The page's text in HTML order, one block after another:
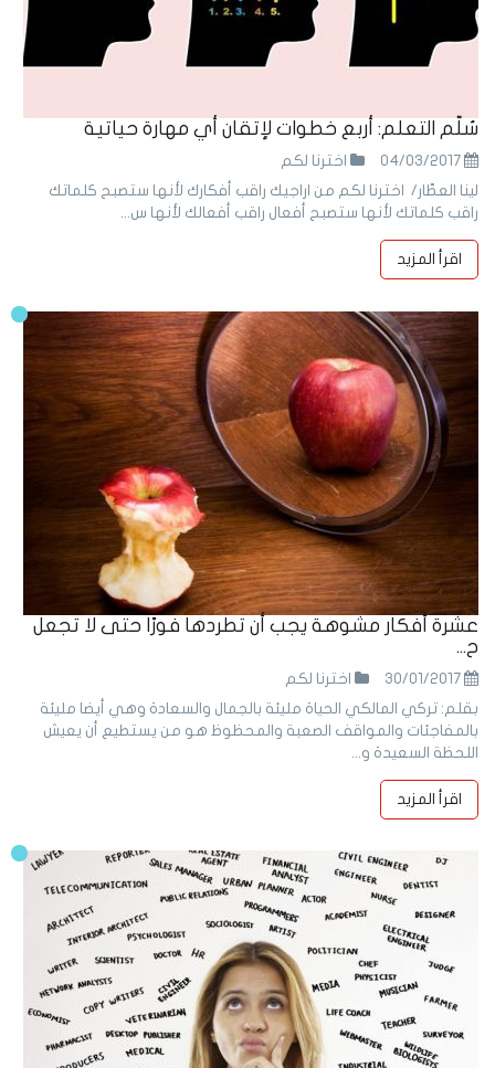
سُلّم التعلم: أربع خطوات لإتقان أي مهارة حياتية
04/03/2017
اخترنا لكم
لينا العطّار/ اخترنا لكم من اراجيك راقب أفكارك لأنها ستصبح كلماتك
راقب كلماتك لأنها ستصبح أفعال راقب أفعالك لأنها س...
اقرأ المزيد
30
عشرة أفكار مشوهة يجب أن تطردها فورًا حتى لا تجعل
ح...
30/01/2017
اخترنا لكم
بقلم: تركي المالكي الحياة مليئة بالجمال والسعادة وهي أيضا مليئة
بالمفاجئات والمواقف الصعبة والمحظوظ هو من يستطيع أن يعيش
اللحظة السعيدة و...
اقرأ المزيد
29